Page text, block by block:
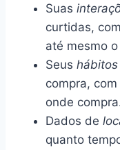
Suas
curtidas,
até mesmo
Seus
compra,
onde
Dados de
quanto